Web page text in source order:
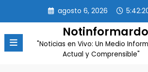
contenido
agosto 6, 2026
"Noticias en Vivo: Un Medio
Actual y Comprensible"